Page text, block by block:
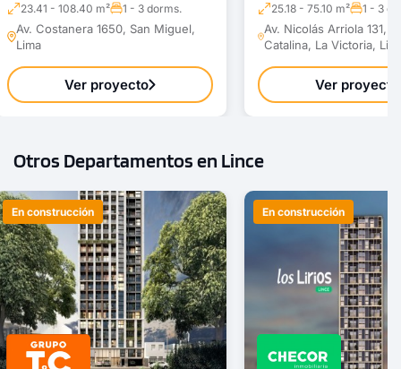
23.41 - 108.40 m² 1 - 3 dorms.
Av. Costanera 1650, San Miguel,
Lima
Ver proyecto
25.18 - 75.10 m² 1 - 3
Av. Nicolás Arriola 131,
Catalina, La Victoria,
Ver proyecto
Otros Departamentos en Lince
En construcción En construcción